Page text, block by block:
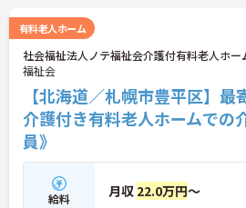
有料老人ホーム
社会福祉法人ノテ福祉会介護付有料老人ホ
福祉会
【北海道／札幌市豊平区】
介護付き有料老人ホームでの
員》
給料 月収 22.0万円～